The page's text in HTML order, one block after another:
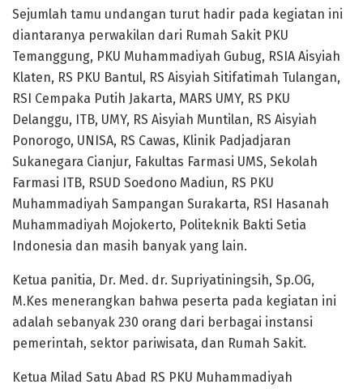
Sejumlah tamu undangan turut hadir pada kegiatan ini
diantaranya perwakilan dari Rumah Sakit PKU
Temanggung, PKU Muhammadiyah Gubug, RSIA Aisyiah
Klaten, RS PKU Bantul, RS Aisyiah Sitifatimah Tulangan,
RSI Cempaka Putih Jakarta, MARS UMY, RS PKU
Delanggu, ITB, UMY, RS Aisyiah Muntilan, RS Aisyiah
Ponorogo, UNISA, RS Cawas, Klinik Padjadjaran
Sukanegara Cianjur, Fakultas Farmasi UMS, Sekolah
Farmasi ITB, RSUD Soedono Madiun, RS PKU
Muhammadiyah Sampangan Surakarta, RSI Hasanah
Muhammadiyah Mojokerto, Politeknik Bakti Setia
Indonesia dan masih banyak yang lain.
Ketua panitia, Dr. Med. dr. Supriyatiningsih, Sp.OG,
M.Kes menerangkan bahwa peserta pada kegiatan ini
adalah sebanyak 230 orang dari berbagai instansi
pemerintah, sektor pariwisata, dan Rumah Sakit.
Ketua Milad Satu Abad RS PKU Muhammadiyah